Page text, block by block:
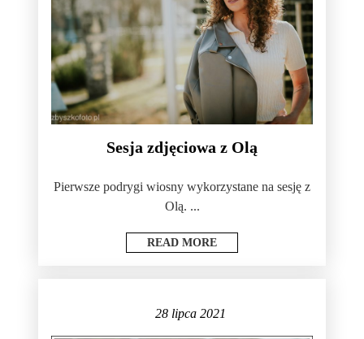
Sesja zdjęciowa z Olą
Pierwsze podrygi wiosny wykorzystane na sesję z
Olą. ...
READ MORE
28 lipca 2021